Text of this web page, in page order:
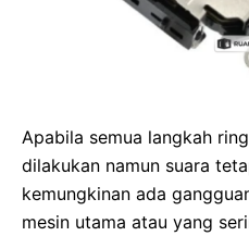
Apabila semua langkah
dilakukan namun suara
kemungkinan ada
mesin utama atau yang